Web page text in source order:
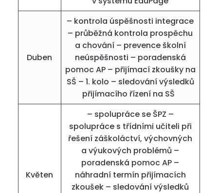
Duben
– kontrola úspěšnosti integrace
– průběžná kontrola prospěchu
a chování – prevence školní
neúspěšnosti – poradenská
pomoc AP – přijímací zkoušky na
SŠ – 1. kolo – sledování výsledků
přijímacího řízení na SŠ
Květen
– spolupráce se ŠPZ –
spolupráce s třídními učiteli při
řešení záškoláctví, výchovných
a výukových problémů –
poradenská pomoc AP –
náhradní termín přijímacích
zkoušek – sledování výsledků